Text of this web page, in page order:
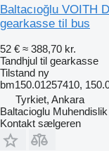
Baltacıoğlu VOITH
gearkasse til bus
52 € ≈ 388,70 kr.
Tandhjul til gearkasse
Tilstand ny
bm150.01257410,
Tyrkiet, Ankara
Baltacioglu Muhendislik
Kontakt sælgeren